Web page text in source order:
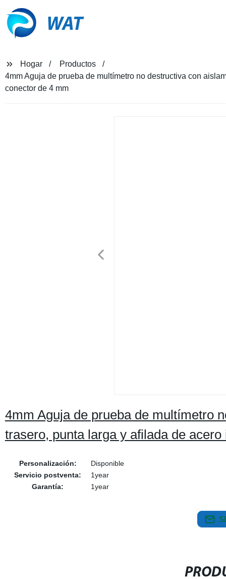
WAT
Hogar
Productos
4mm Aguja de prueba de multímetro no destructiva con
conector de 4 mm
4mm Aguja de prueba de multímetro
trasero, punta larga y afilada de
Personalización:
Disponible
Servicio postventa:
1year
Garantía:
1year